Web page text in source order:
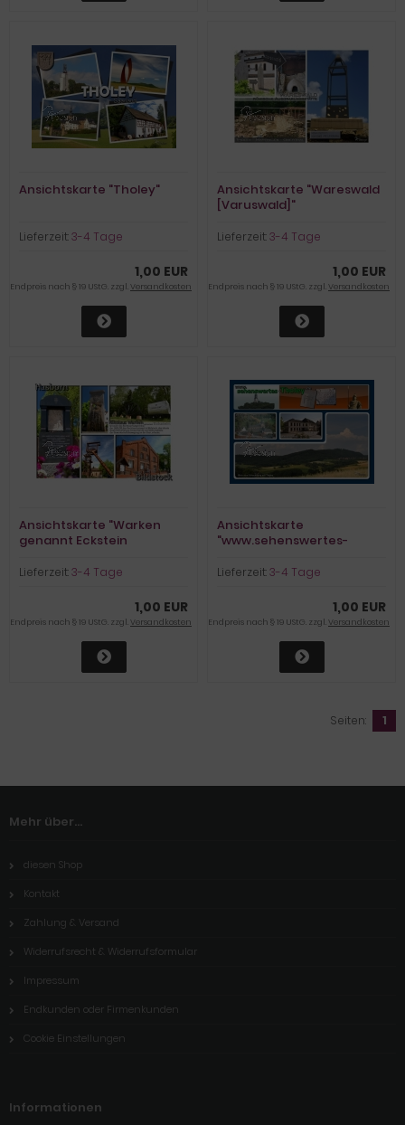
Ansichtskarte "Tholey"
Lieferzeit:3-4 Tage
1,00 EUR
Endpreis nach § 19 UStG. zzgl.Versandkosten
Ansichtskarte "Wareswald
[Varuswald]"
Lieferzeit:3-4 Tage
1,00 EUR
Endpreis nach § 19 UStG. zzgl.Versandkosten
Ansichtskarte "Warken
genannt Eckstein
Lieferzeit:3-4 Tage
1,00 EUR
Endpreis nach § 19 UStG. zzgl.Versandkosten
Ansichtskarte
"www.sehenswertes-
Lieferzeit:3-4 Tage
1,00 EUR
Endpreis nach § 19 UStG. zzgl.Versandkosten
Seiten: 1
Mehr über...
diesen Shop
Kontakt
Zahlung & Versand
Widerrufsrecht & Widerrufsformular
Impressum
Endkunden oder Firmenkunden
Cookie Einstellungen
Informationen